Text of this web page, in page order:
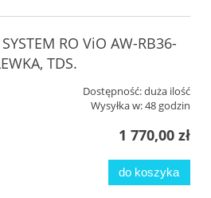
RO ViO AW-RB36-
TDS.
Dostępność:duża ilość
Wysyłka w:48 godzin
1 770,00 zł
do koszyka